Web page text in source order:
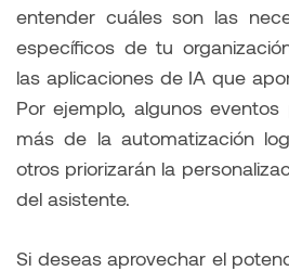
entender cuáles son las
específicos de tu
las aplicaciones de IA que
Por ejemplo, algunos
más de la automatización
otros priorizarán la
del asistente.
Si deseas aprovechar el